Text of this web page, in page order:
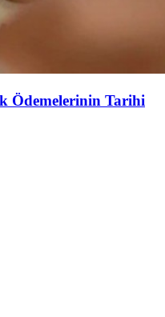
Ödemelerinin Tarihi